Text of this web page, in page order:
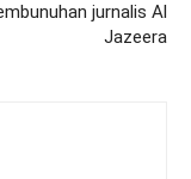
jurnalis Al
Jazeera